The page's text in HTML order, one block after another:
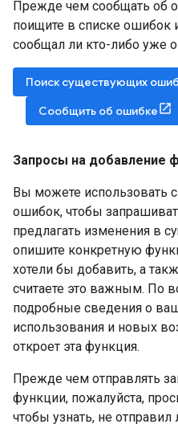
Прежде чем сообщать об
поищите в списке
сообщал ли кто-либо уже
Поиск существующих
Сообщить об ошибке
Запросы на добавление
Вы можете использовать
ошибок, чтобы
предлагать изменения в
опишите конкретную
хотели бы добавить, а
считаете это важным. По
подробные сведения о
использования и новых
откроет эта функция.
Прежде чем отправлять
функции, пожалуйста,
чтобы узнать, не